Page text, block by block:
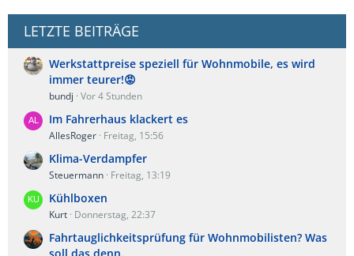
LETZTE BEITRÄGE
Werkstattpreise speziell für Wohnmobile, es wird
immer teurer!😡
bundj Vor 4 Stunden
Im Fahrerhaus klackert es
AllesRoger Freitag, 15:56
Klima-Verdampfer
Steuermann Freitag, 13:19
Kühlboxen
Kurt Donnerstag, 22:37
Fahrtauglichkeitsprüfung für Wohnmobilisten? Was